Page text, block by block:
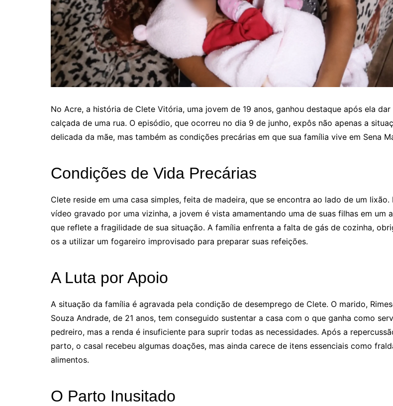
No Acre, a história de Clete Vitória, uma jovem de 19 anos, ganhou destaque após ela dar
calçada de uma rua. O episódio, que ocorreu no dia 9 de junho, expôs não apenas a
delicada da mãe, mas também as condições precárias em que sua família vive em Sena
Condições de Vida Precárias
Clete reside em uma casa simples, feita de madeira, que se encontra ao lado de um lixão.
vídeo gravado por uma vizinha, a jovem é vista amamentando uma de suas filhas em um
que reflete a fragilidade de sua situação. A família enfrenta a falta de gás de cozinha,
os a utilizar um fogareiro improvisado para preparar suas refeições.
A Luta por Apoio
A situação da família é agravada pela condição de desemprego de Clete. O marido,
Souza Andrade, de 21 anos, tem conseguido sustentar a casa com o que ganha como
pedreiro, mas a renda é insuficiente para suprir todas as necessidades. Após a
parto, o casal recebeu algumas doações, mas ainda carece de itens essenciais como
alimentos.
O Parto Inusitado